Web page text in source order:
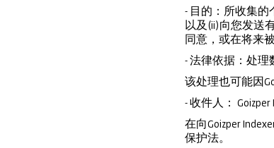
- 目的：所收集的
以及(ii)向您发送
同意，或在将来
- 法律依据：处理
该处理也可能因
- 收件人：
在向Goizper
保护法。